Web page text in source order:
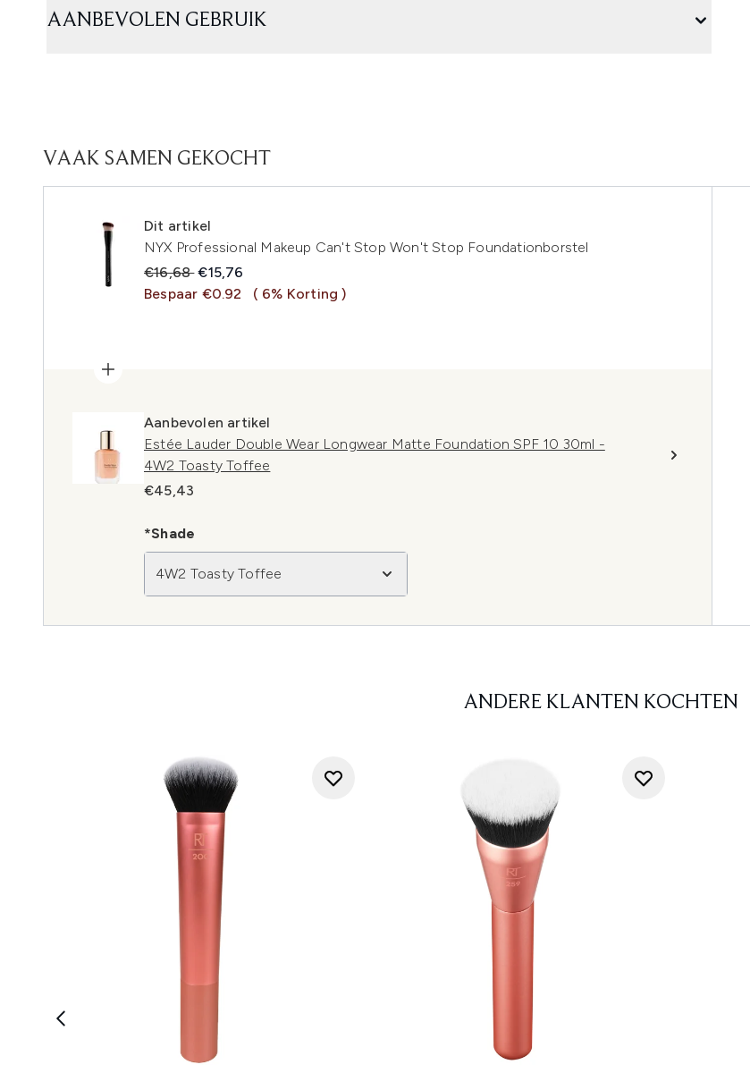
AANBEVOLEN GEBRUIK
VAAK SAMEN GEKOCHT
Dit artikel
NYX Professional Makeup Can't Stop Won't Stop Foundationborstel
Recommended Retail Price:
€16,68Huidige prijs:
€15,76
Bespaar €0.92
( 6% Korting )
Aanbevolen artikel
Estée Lauder Double Wear Longwear Matte Foundation SPF 10 30ml -
4W2 Toasty Toffee
€45,43
*Shade
4W2 Toasty Toffee
ANDERE KLANTEN KOCHTEN